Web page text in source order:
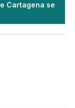
Cartagena se